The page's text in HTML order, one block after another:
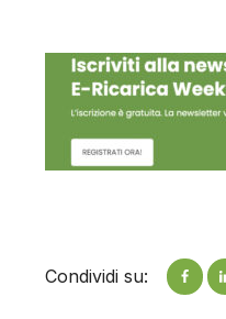
Condividi su: